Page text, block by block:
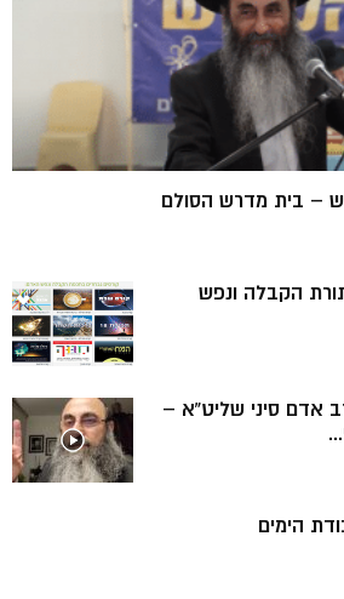
– בית מדרש הסולם
הקבלה ונפש
אדם סיני שליט”א –
הימים